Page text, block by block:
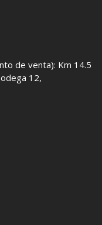
de venta): Km 14.5
12,